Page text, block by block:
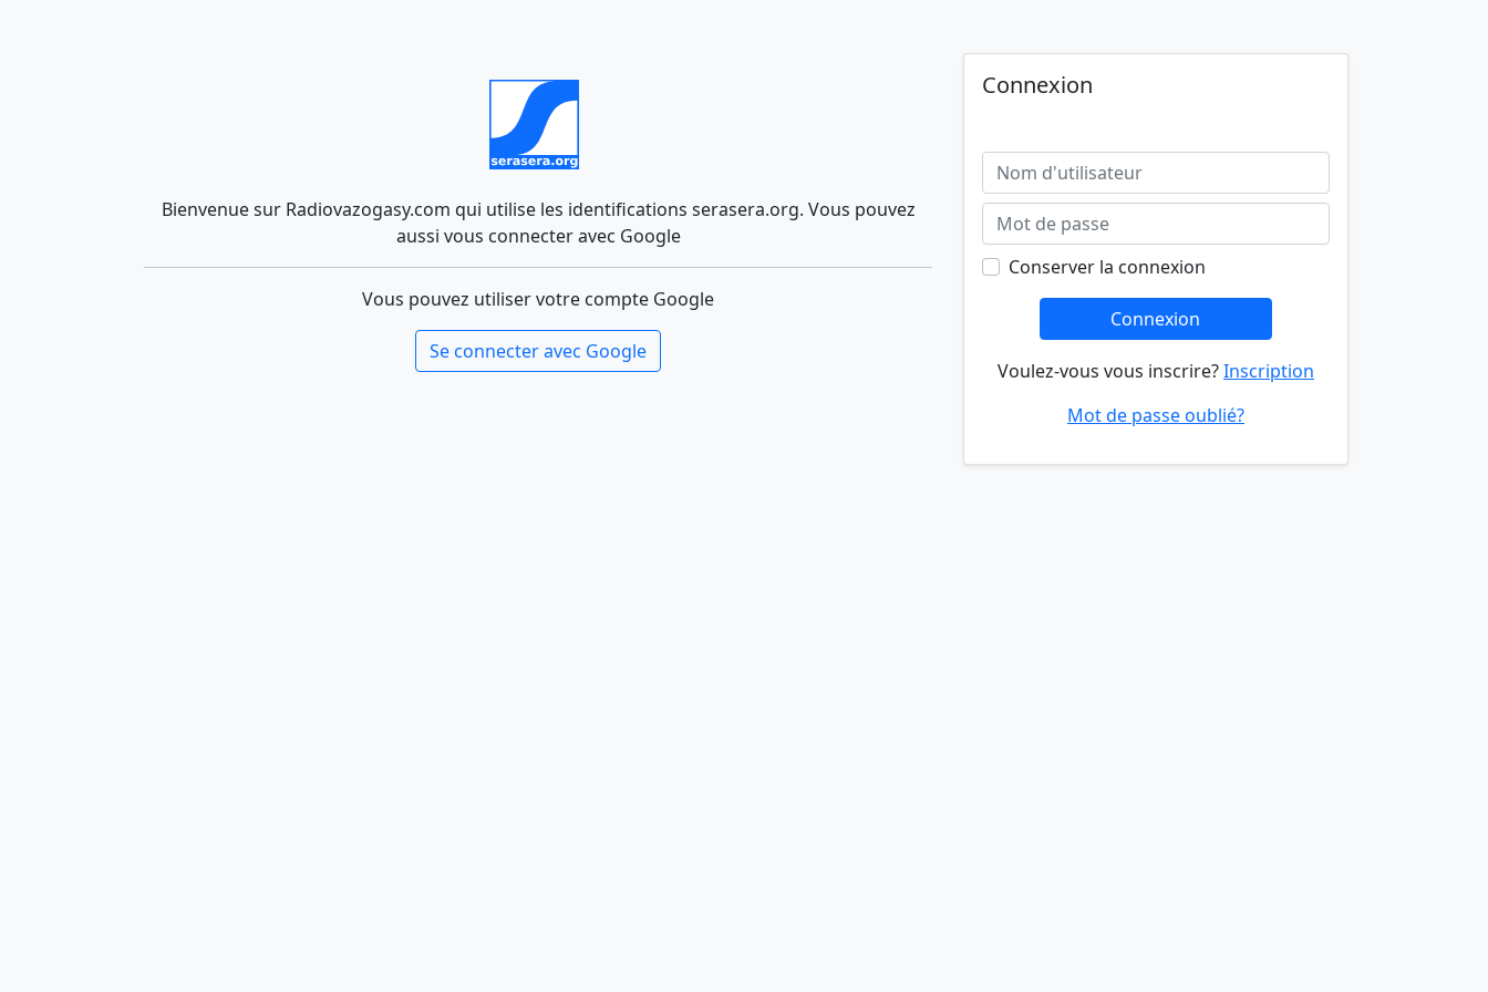
Bienvenue sur Radiovazogasy.com qui utilise les identifications serasera.org. Vous pouvez
aussi vous connecter avec Google
Vous pouvez utiliser votre compte Google
Se connecter avec Google
Connexion
Conserver la connexion
Connexion
Voulez-vous vous inscrire?Inscription
Mot de passe oublié?